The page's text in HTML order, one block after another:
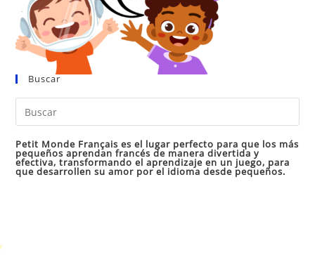
Buscar
Petit Monde Français es el lugar perfecto para que los más
pequeños aprendan francés de manera divertida y
efectiva, transformando el aprendizaje en un juego, para
que desarrollen su amor por el idioma desde pequeños.